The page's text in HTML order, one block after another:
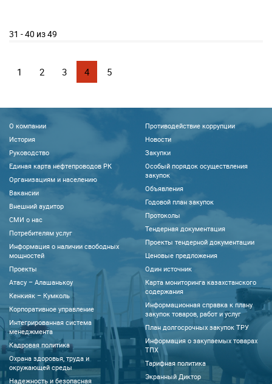
31 - 40 из 49
1 2 3 4 5
О компании
История
Руководство
Единая карта нефтепроводов РК
Организациям и населению
Вакансии
Внешний аудитор
CМИ о нас
Потребителям услуг
Информация о наличии свободных
мощностей
Проекты
Атасу – Алашанькоу
Кенкияк – Кумколь
Корпоративное управление
Интегрированная система
менеджмента
Кадровая политика
Охрана здоровья, труда и
окружающей среды
Надежность и безопасная
Противодействие коррупции
Новости
Закупки
Особый порядок осуществления
закупок
Объявления
Годовой план закупок
Протоколы
Тендерная документация
Проекты тендерной документации
Ценовые предложения
Один источник
Карта мониторинга казахстанского
содержания
Информационная справка к плану
закупок товаров, работ и услуг
План долгосрочных закупок ТРУ
Информация о закупаемых товарах
ТПХ
Тарифная политика
Экранный Диктор